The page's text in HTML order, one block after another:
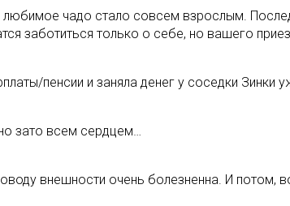
чадо стало совсем взрослым.
заботиться только о себе, но вашего
пенсии и заняла денег у соседки Зинки
зато всем сердцем…
внешности очень болезненна. И потом,